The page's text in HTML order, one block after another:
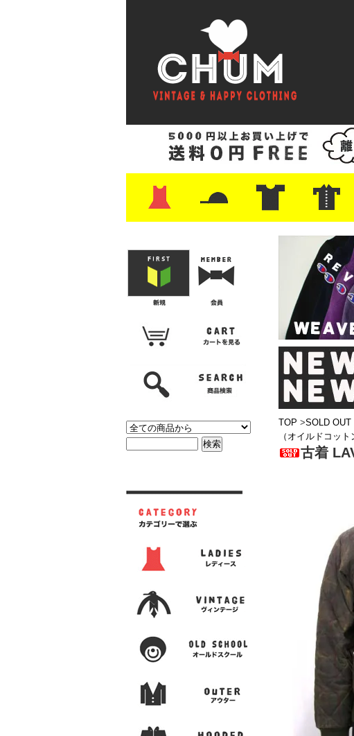
・レザーシューズ/スニーカー
・プリントTシャツ
・バンド/ツアー
・キャラクター
・Nike/adidas/スポーツ
・チャンピオン
・サーフ/スケート
・ボーダー/総柄/無地
・フットボール/リンガー
・タンクトップ/NBA・ポロシャツ
・半袖シャツ
・アロハ/サー
TOP >SOLD OUT
（オイルドコッ
古着